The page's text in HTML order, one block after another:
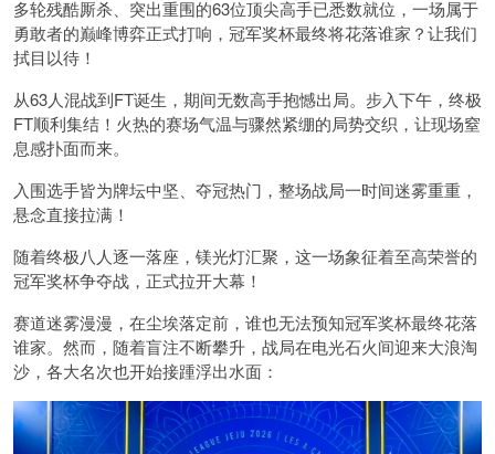
多轮残酷厮杀、突出重围的63位顶尖高手已悉数就位，一场属于
勇敢者的巅峰博弈正式打响，冠军奖杯最终将花落谁家？让我们
拭目以待！
从63人混战到FT诞生，期间无数高手抱憾出局。步入下午，终极
FT顺利集结！火热的赛场气温与骤然紧绷的局势交织，让现场窒
息感扑面而来。
入围选手皆为牌坛中坚、夺冠热门，整场战局一时间迷雾重重，
悬念直接拉满！
随着终极八人逐一落座，镁光灯汇聚，这一场象征着至高荣誉的
冠军奖杯争夺战，正式拉开大幕！
赛道迷雾漫漫，在尘埃落定前，谁也无法预知冠军奖杯最终花落
谁家。然而，随着盲注不断攀升，战局在电光石火间迎来大浪淘
沙，各大名次也开始接踵浮出水面：